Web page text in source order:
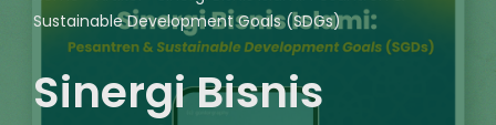
Sustainable Development Goals (SDGs)
Sinergi Bisnis